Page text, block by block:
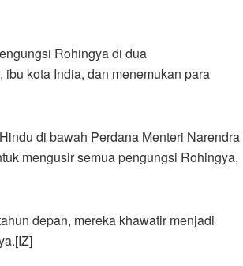
Rohingya di dua
kota India, dan menemukan para
di bawah Perdana Menteri Narendra
mengusir semua pengungsi Rohingya,
depan, mereka khawatir menjadi